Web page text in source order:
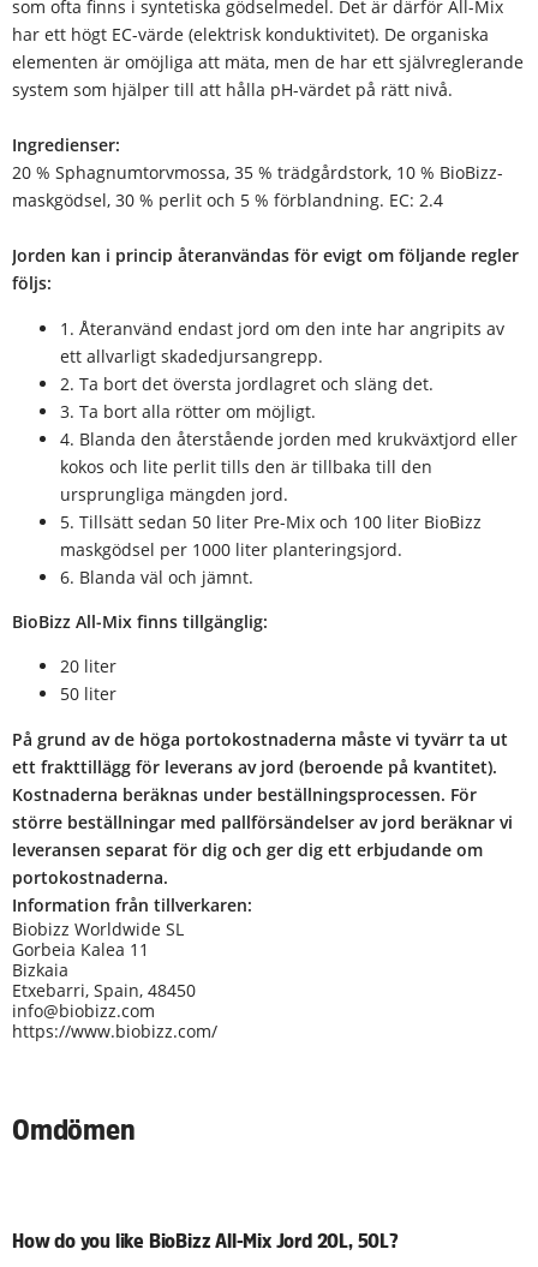
som ofta finns i syntetiska gödselmedel. Det är därför All-Mix
har ett högt EC-värde (elektrisk konduktivitet). De organiska
elementen är omöjliga att mäta, men de har ett självreglerande
system som hjälper till att hålla pH-värdet på rätt nivå.
Ingredienser:
20 % Sphagnumtorvmossa, 35 % trädgårdstork, 10 % BioBizz-
maskgödsel, 30 % perlit och 5 % förblandning. EC: 2.4
Jorden kan i princip återanvändas för evigt om följande regler
följs:
1. Återanvänd endast jord om den inte har angripits av
ett allvarligt skadedjursangrepp.
2. Ta bort det översta jordlagret och släng det.
3. Ta bort alla rötter om möjligt.
4. Blanda den återstående jorden med krukväxtjord eller
kokos och lite perlit tills den är tillbaka till den
ursprungliga mängden jord.
5. Tillsätt sedan 50 liter Pre-Mix och 100 liter BioBizz
maskgödsel per 1000 liter planteringsjord.
6. Blanda väl och jämnt.
BioBizz All-Mix finns tillgänglig:
20 liter
50 liter
På grund av de höga portokostnaderna måste vi tyvärr ta ut
ett frakttillägg för leverans av jord (beroende på kvantitet).
Kostnaderna beräknas under beställningsprocessen. För
större beställningar med pallförsändelser av jord beräknar vi
leveransen separat för dig och ger dig ett erbjudande om
portokostnaderna.
Information från tillverkaren:
Biobizz Worldwide SL
Gorbeia Kalea 11
Bizkaia
Etxebarri, Spain, 48450
info@biobizz.com
https://www.biobizz.com/
Omdömen
How do you like BioBizz All-Mix Jord 20L, 50L?